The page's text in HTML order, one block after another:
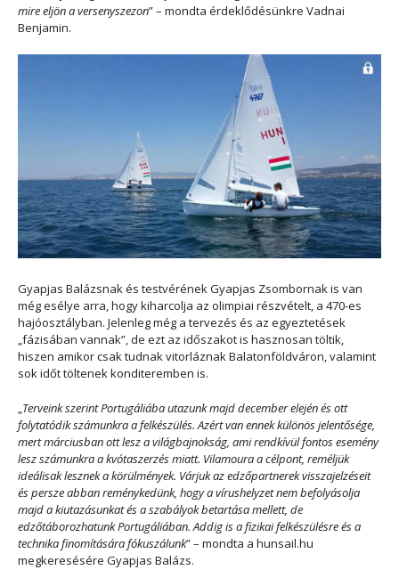
mire eljön a versenyszezon” – mondta érdeklődésünkre Vadnai
Benjamin.
Gyapjas Balázsnak és testvérének Gyapjas Zsombornak is van
még esélye arra, hogy kiharcolja az olimpiai részvételt, a 470-es
hajóosztályban. Jelenleg még a tervezés és az egyeztetések
„fázisában vannak”, de ezt az időszakot is hasznosan töltik,
hiszen amikor csak tudnak vitorláznak Balatonföldváron, valamint
sok időt töltenek konditeremben is.
„Terveink szerint Portugáliába utazunk majd december elején és ott
folytatódik számunkra a felkészülés. Azért van ennek különös jelentősége,
mert márciusban ott lesz a világbajnokság, ami rendkívül fontos esemény
lesz számunkra a kvótaszerzés miatt. Vilamoura a célpont, reméljük
ideálisak lesznek a körülmények. Várjuk az edzőpartnerek visszajelzéseit
és persze abban reménykedünk, hogy a vírushelyzet nem befolyásolja
majd a kiutazásunkat és a szabályok betartása mellett, de
edzőtáborozhatunk Portugáliában. Addig is a fizikai felkészülésre és a
technika finomítására fókuszálunk” – mondta a hunsail.hu
megkeresésére Gyapjas Balázs.